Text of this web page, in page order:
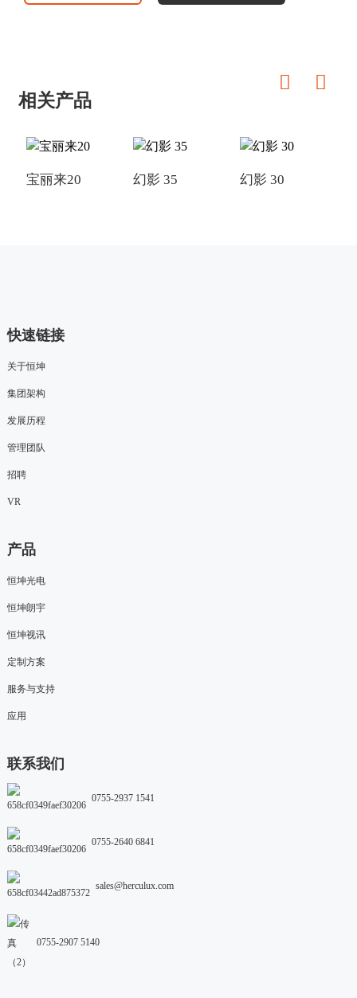
相关产品
宝丽来20 幻影 35 幻影 30
快速链接
关于恒坤
集团架构
发展历程
管理团队
招聘
VR
产品
恒坤光电
恒坤朗宇
恒坤视讯
定制方案
服务与支持
应用
联系我们
0755-2937 1541
0755-2640 6841
sales@herculux.com
0755-2907 5140